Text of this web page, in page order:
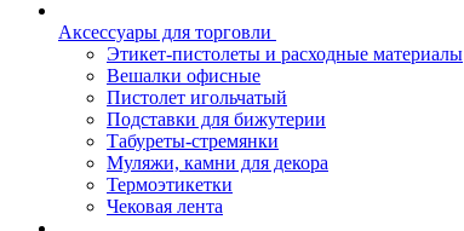
Аксессуары для торговли
Этикет-пистолеты и расходные материалы
Вешалки офисные
Пистолет игольчатый
Подставки для бижутерии
Табуреты-стремянки
Муляжи, камни для декора
Термоэтикетки
Чековая лента